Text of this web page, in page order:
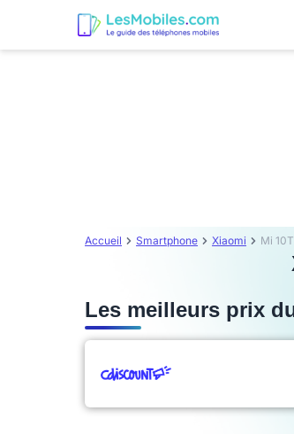
Accueil Smartphone Xiaomi Mi
Les meilleurs prix